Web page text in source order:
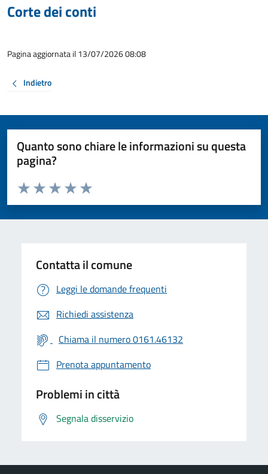
Corte dei conti
Pagina aggiornata il 13/07/2026 08:08
Indietro
Quanto sono chiare le informazioni su questa
pagina?
Valuta da 1 a 5 stelle la pagina
Valuta 5 stelle su 5
Valuta 4 stelle su 5
Valuta 3 stelle su 5
Valuta 2 stelle su 5
Valuta 1 stelle su 5
Contatta il comune
Leggi le domande frequenti
Richiedi assistenza
Chiama il numero 0161.46132
Prenota appuntamento
Problemi in città
Segnala disservizio